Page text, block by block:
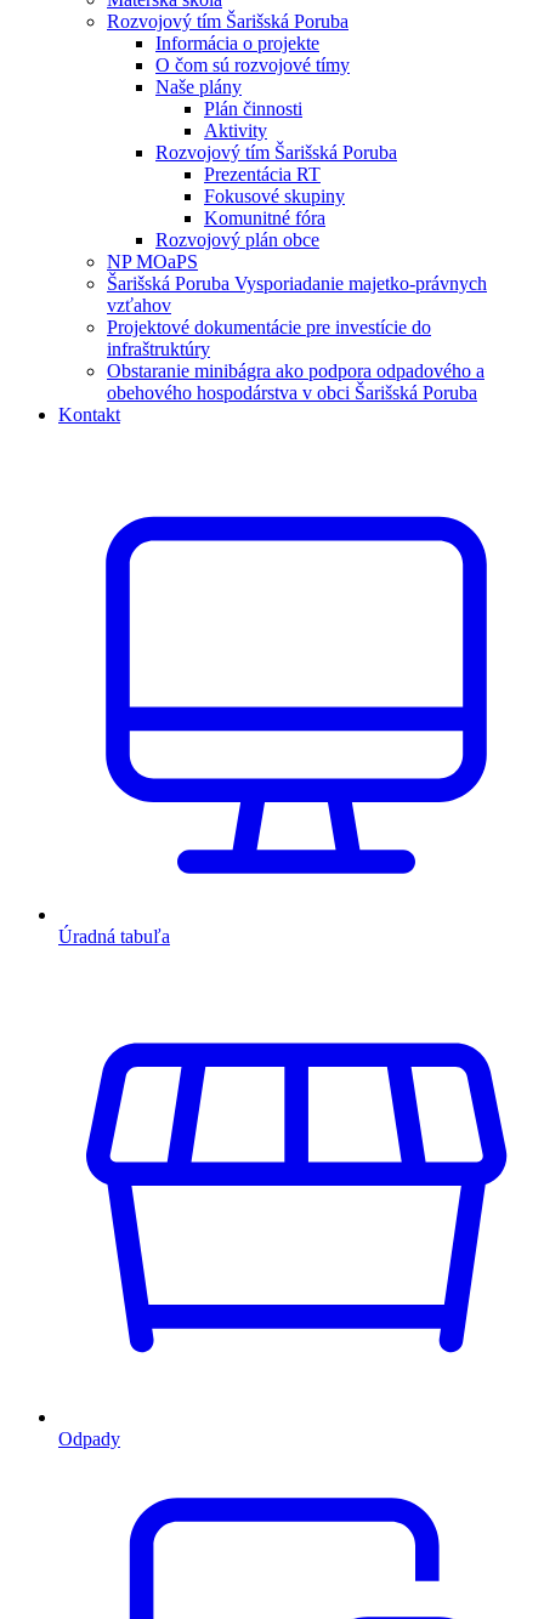
Rozvojový tím Šarišská Poruba
Informácia o projekte
O čom sú rozvojové tímy
Naše plány
Plán činnosti
Aktivity
Rozvojový tím Šarišská Poruba
Prezentácia RT
Fokusové skupiny
Komunitné fóra
Rozvojový plán obce
NP MOaPS
Šarišská Poruba Vysporiadanie majetko-právnych
vzťahov
Projektové dokumentácie pre investície do
infraštruktúry
Obstaranie minibágra ako podpora odpadového a
obehového hospodárstva v obci Šarišská Poruba
Kontakt
Úradná tabuľa
Odpady